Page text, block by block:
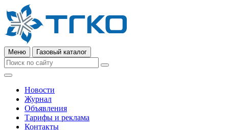
Меню Газовый каталог
Новости
Журнал
Объявления
Тарифы и реклама
Контакты